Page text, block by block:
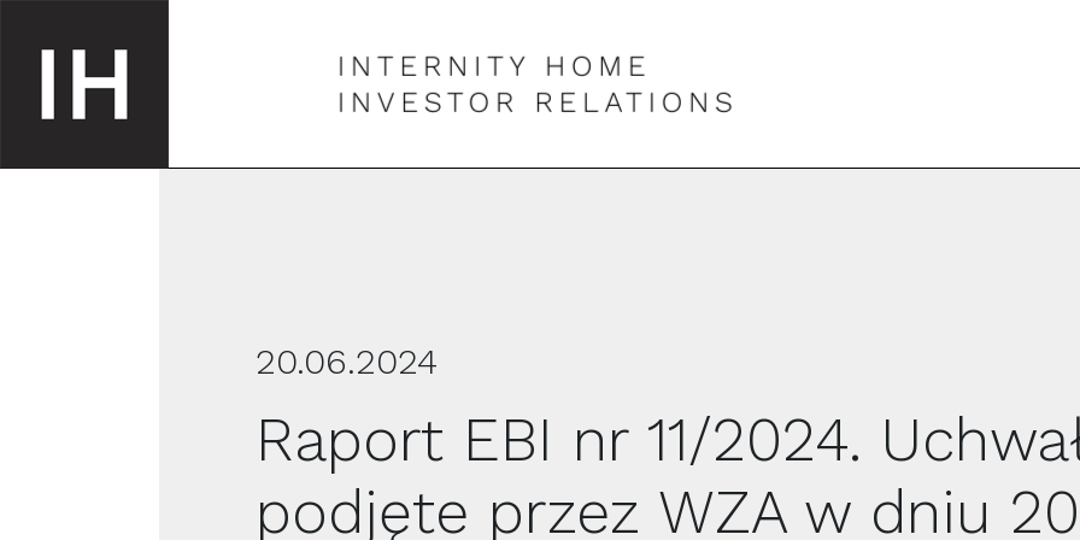
Raport EBI nr 11/2024.
podjęte przez WZA w dniu 20
20.06.2024